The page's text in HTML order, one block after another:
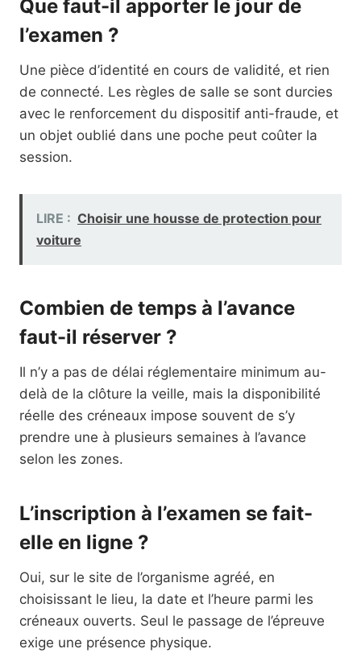
Que faut-il apporter le jour de
l’examen ?
Une pièce d’identité en cours de validité, et rien
de connecté. Les règles de salle se sont durcies
avec le renforcement du dispositif anti-fraude, et
un objet oublié dans une poche peut coûter la
session.
LIRE : Choisir une housse de protection pour
voiture
Combien de temps à l’avance
faut-il réserver ?
Il n’y a pas de délai réglementaire minimum au-
delà de la clôture la veille, mais la disponibilité
réelle des créneaux impose souvent de s’y
prendre une à plusieurs semaines à l’avance
selon les zones.
L’inscription à l’examen se fait-
elle en ligne ?
Oui, sur le site de l’organisme agréé, en
choisissant le lieu, la date et l’heure parmi les
créneaux ouverts. Seul le passage de l’épreuve
exige une présence physique.